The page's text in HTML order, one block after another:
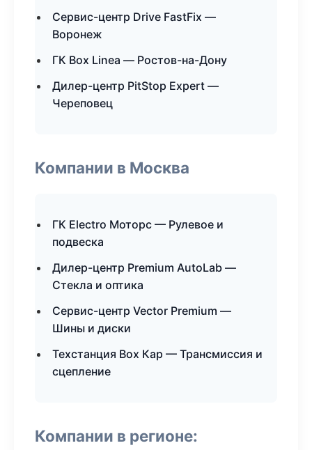
Сервис-центр Drive FastFix —
Воронеж
ГК Box Linea — Ростов-на-Дону
Дилер-центр PitStop Expert —
Череповец
Компании в Москва
ГК Electro Моторс — Рулевое и
подвеска
Дилер-центр Premium AutoLab —
Стекла и оптика
Сервис-центр Vector Premium —
Шины и диски
Техстанция Box Кар — Трансмиссия и
сцепление
Компании в регионе: